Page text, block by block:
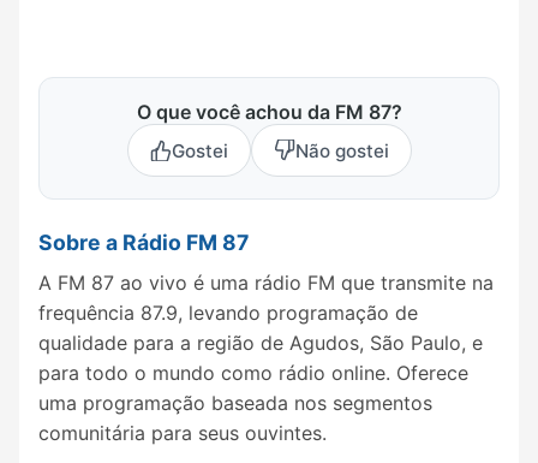
O que você achou da FM 87?
Gostei Não gostei
Sobre a Rádio FM 87
A FM 87 ao vivo é uma rádio FM que transmite na
frequência 87.9, levando programação de
qualidade para a região de Agudos, São Paulo, e
para todo o mundo como rádio online. Oferece
uma programação baseada nos segmentos
comunitária para seus ouvintes.